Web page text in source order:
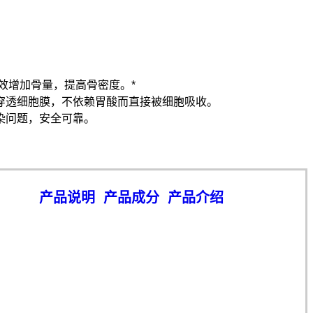
产品介绍
产品成分
产品说明
增加骨量，提高骨密度。*
细胞膜，不依赖胃酸而直接被细胞吸收。
题，安全可靠。